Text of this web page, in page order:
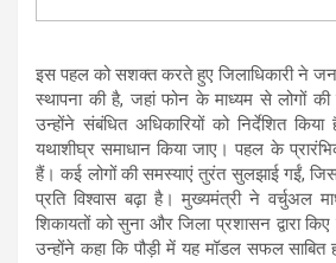
इस पहल को सशक्त करते हुए जिलाधिकारी ने
स्थापना की है, जहां फोन के माध्यम से लोगों की
उन्होंने संबंधित अधिकारियों को निर्देशित
यथाशीघ्र समाधान किया जाए। पहल के
हैं। कई लोगों की समस्याएं तुरंत सुलझाई गईं,
प्रति विश्वास बढ़ा है। मुख्यमंत्री ने वर्चुअल
शिकायतों को सुना और जिला प्रशासन द्वारा किए
उन्होंने कहा कि पौड़ी में यह मॉडल सफल